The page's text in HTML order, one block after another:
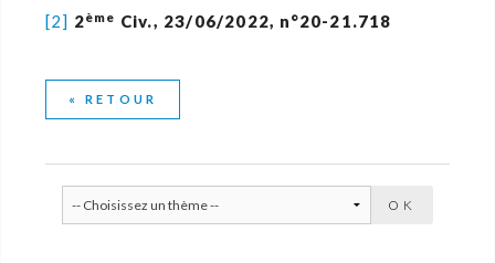
[2] 2ème Civ., 23/06/2022, n°20-21.718
« RETOUR